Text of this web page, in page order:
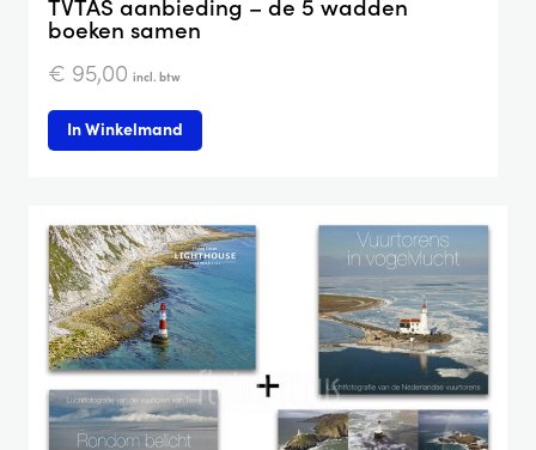
boeken samen
€ 95,00 incl. btw
In Winkelmand